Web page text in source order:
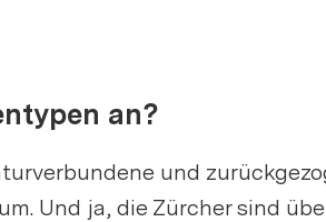
an?
und
Und ja, die Zürcher sind